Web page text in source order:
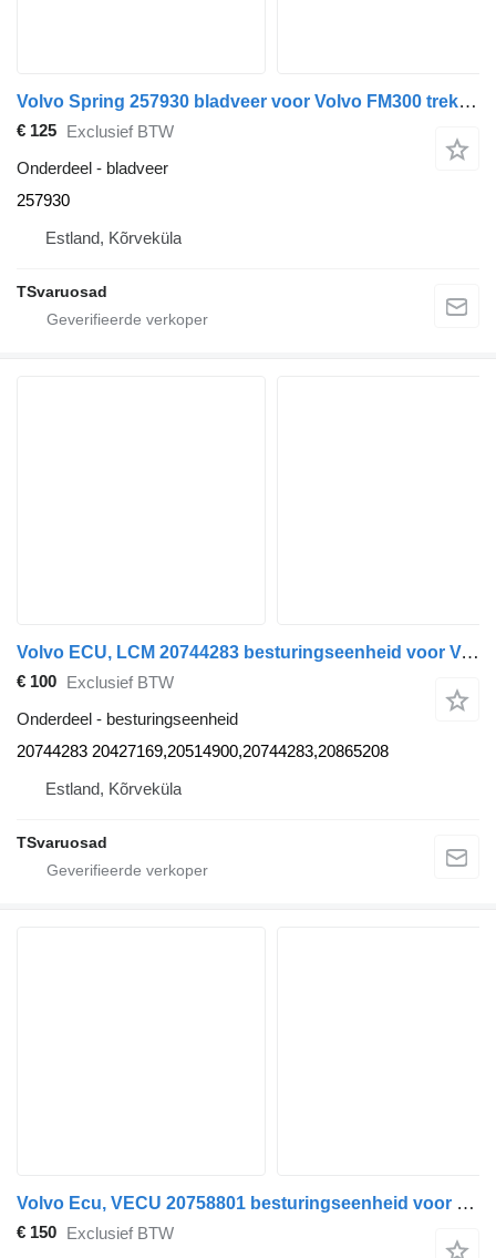
Volvo Spring 257930 bladveer voor Volvo FM300 trekker
€ 125 Exclusief BTW
Onderdeel - bladveer
257930
Estland, Kõrveküla
TSvaruosad
Volvo ECU, LCM 20744283 besturingseenheid voor Volvo FM300 trekker
€ 100 Exclusief BTW
Onderdeel - besturingseenheid
20744283 20427169,20514900,20744283,20865208
Estland, Kõrveküla
TSvaruosad
Volvo Ecu, VECU 20758801 besturingseenheid voor Volvo FM300 trekker
€ 150 Exclusief BTW